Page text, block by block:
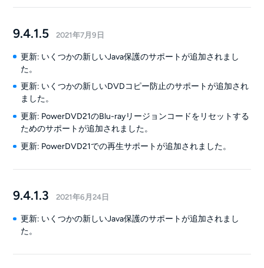
9.4.1.5 2021年7月9日
更新: いくつかの新しいJava保護のサポートが追加されまし
た。
更新: いくつかの新しいDVDコピー防止のサポートが追加され
ました。
更新: PowerDVD21のBlu-rayリージョンコードをリセットする
ためのサポートが追加されました。
更新: PowerDVD21での再生サポートが追加されました。
9.4.1.3 2021年6月24日
更新: いくつかの新しいJava保護のサポートが追加されまし
た。